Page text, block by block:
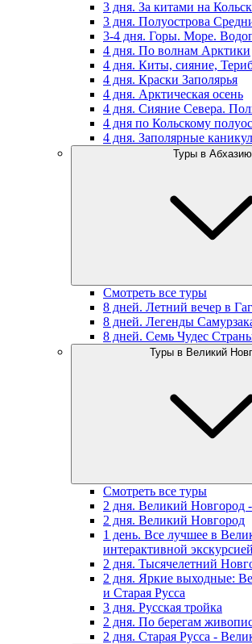
3 дня. За китами на
3 дня. Полуострова
3-4 дня. Горы. Море.
4 дня. По волнам Арктики
4 дня. Киты, сияние,
4 дня. Краски Заполярья
4 дня. Арктическая осень
4 дня. Сияние Севера.
4 дня по Кольскому
4 дня. Заполярные
Туры в Абхазию
Смотреть все туры
8 дней. Летний вечер в
8 дней. Легенды
8 дней. Семь Чудес
Туры в Великий
Смотреть все туры
2 дня. Великий Новгород
2 дня. Великий Новгород
1 день. Все лучшее в
интерактивной экскурсией
2 дня. Тысячелетний
2 дня. Яркие выходные:
и Старая Русса
3 дня. Русская тройка
2 дня. По берегам
2 дня. Старая Русса -